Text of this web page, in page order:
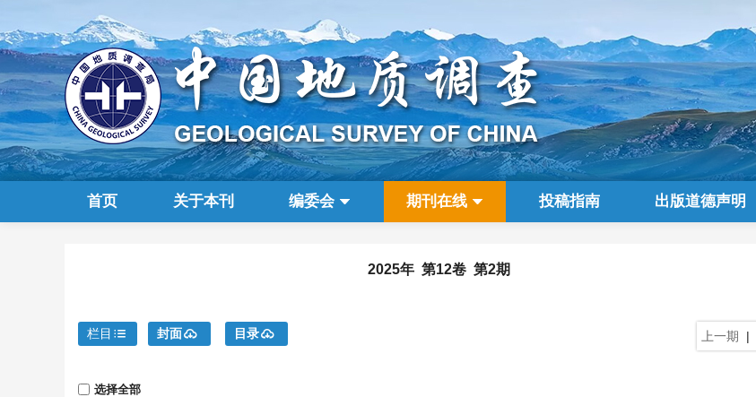
首页 关于本刊 编委会 期刊在线 投稿指南 出版道德声明
2025年 第12卷 第2期
上一期 |
栏目 封面 目录
选择全部